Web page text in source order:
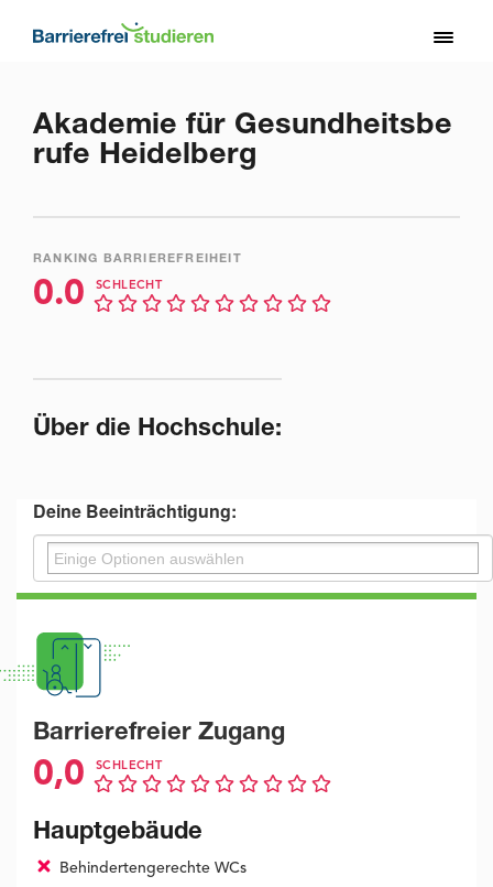
Akademie für Gesundheitsbe
rufe Heidelberg
RANKING BARRIEREFREIHEIT
0.0 SCHLECHT
Über die Hochschule:
Deine Beeinträchtigung:
Barrierefreier Zugang
0,0 SCHLECHT
Hauptgebäude
Behindertengerechte WCs